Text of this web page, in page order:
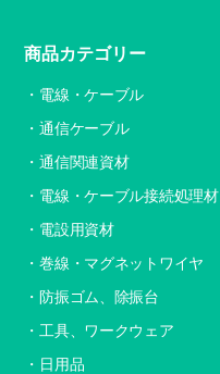
商品カテゴリー
電線・ケーブル
通信ケーブル
通信関連資材
電線・ケーブル接続処理材
電設用資材
巻線・マグネットワイヤ
防振ゴム、除振台
工具、ワークウェア
日用品